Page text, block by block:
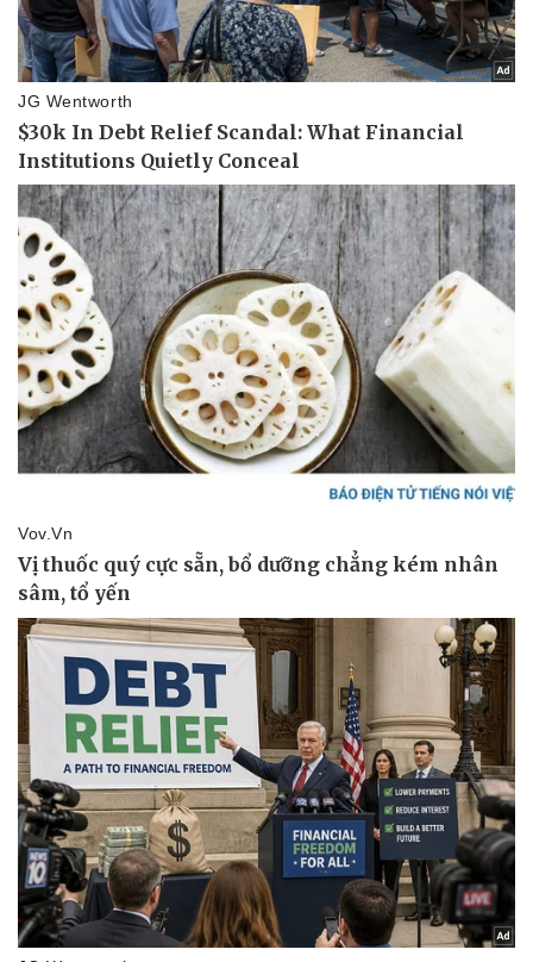
Sức khỏe
Sản phụ khoa
Nhi khoa
Nam khoa
Làm đẹp - giảm cân
Phòng mạch online
Ăn sạch sống khỏe
Đời sống
Nhà đẹp